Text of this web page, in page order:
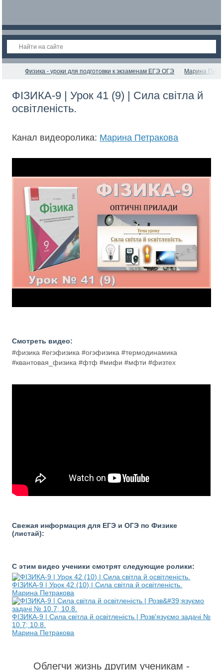
Физика - уроки для подготовки к экзаменам ЕГЭ ОГЭ Марина
ФІЗИКА-9 | Урок 41 (9) | Сила світла й
освітленість.
Канал видеоролика: Марина Петракова
Смотреть видео:
#физика #егэфизика #огэфизика #термодинамика
#квантовая_физика #фтф #мифи #мфти #физтех
Свежая информация для ЕГЭ и ОГЭ по Физике
(листай):
С этим видео ученики смотрят следующие ролики:
ФІЗИКА-9 | Урок 42 (10) | Сила світла й освітленість.
Марина Петракова
ФІЗИКА-9 | Сила світла й освітленість | Розв'язуємо задачі №
10.7; 10.8.
Марина Петракова
Облегчи жизнь другим ученикам -